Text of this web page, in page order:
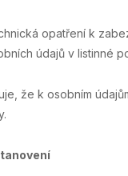
opatření k
údajů v listinné
že k osobním